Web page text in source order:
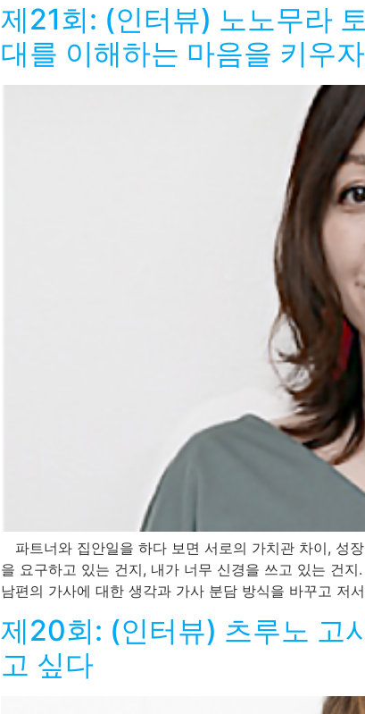
제21회: (인터뷰) 노노무라
대를 이해하는 마음을 키우자
파트너와 집안일을 하다 보면 서로의 가치관 차이, 성
을 요구하고 있는 건지, 내가 너무 신경을 쓰고 있는 건
남편의 가사에 대한 생각과 가사 분담 방식을 바꾸고 저
제20회: (인터뷰) 츠루노 고
고 싶다